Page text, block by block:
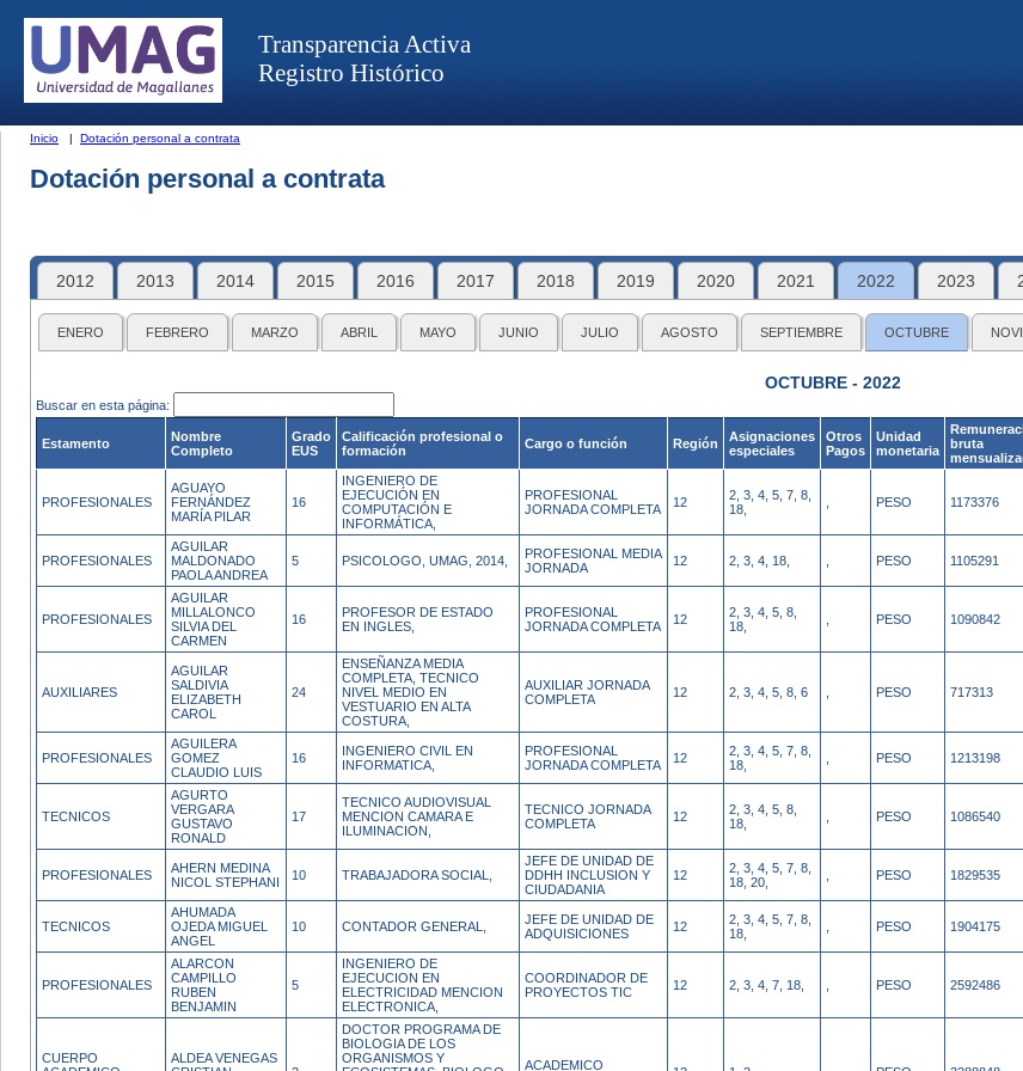
Transparencia Activa
Registro Histórico
Inicio | Dotación personal a contrata
Dotación personal a contrata
2012 2013 2014 2015 2016 2017 2018 2019 2020 2021 2022 2023
ENERO FEBRERO MARZO ABRIL MAYO JUNIO JULIO AGOSTO SEPTIEMBRE OCTUBRE
OCTUBRE - 2022
Buscar en esta página:
Estamento
Nombre
Completo
Grado
EUS
Calificación profesional o
formación
Cargo o función Región
Asignaciones
especiales
Otros
Pagos
Unidad
monetaria
bruta
PROFESIONALES
AGUAYO
FERNÁNDEZ
MARÍA PILAR
16
INGENIERO DE
EJECUCIÓN EN
COMPUTACIÓN E
INFORMÁTICA,
PROFESIONAL
JORNADA COMPLETA
12
2, 3, 4, 5, 7, 8,
18,
PESO 1173376
PROFESIONALES
AGUILAR
MALDONADO
PAOLA ANDREA
5 PSICOLOGO, UMAG, 2014,
PROFESIONAL MEDIA
JORNADA
12 2, 3, 4, 18, PESO 1105291
PROFESIONALES
AGUILAR
MILLALONCO
SILVIA DEL
CARMEN
16
PROFESOR DE ESTADO
EN INGLES,
PROFESIONAL
JORNADA COMPLETA
12
2, 3, 4, 5, 8,
18,
PESO 1090842
AUXILIARES
AGUILAR
SALDIVIA
ELIZABETH
CAROL
24
ENSEÑANZA MEDIA
COMPLETA, TECNICO
NIVEL MEDIO EN
VESTUARIO EN ALTA
COSTURA,
AUXILIAR JORNADA
COMPLETA
12 2, 3, 4, 5, 8, 6 PESO 717313
PROFESIONALES
AGUILERA
GOMEZ
CLAUDIO LUIS
16
INGENIERO CIVIL EN
INFORMATICA,
PROFESIONAL
JORNADA COMPLETA
12
2, 3, 4, 5, 7, 8,
18,
PESO 1213198
TECNICOS
AGURTO
VERGARA
GUSTAVO
RONALD
17
TECNICO AUDIOVISUAL
MENCION CAMARA E
ILUMINACION,
TECNICO JORNADA
COMPLETA
12
2, 3, 4, 5, 8,
18,
PESO 1086540
PROFESIONALES
AHERN MEDINA
NICOL STEPHANI
10 TRABAJADORA SOCIAL,
JEFE DE UNIDAD DE
DDHH INCLUSION Y
CIUDADANIA
12
2, 3, 4, 5, 7, 8,
18, 20,
PESO 1829535
TECNICOS
AHUMADA
OJEDA MIGUEL
ANGEL
10 CONTADOR GENERAL,
JEFE DE UNIDAD DE
ADQUISICIONES
12
2, 3, 4, 5, 7, 8,
18,
PESO 1904175
PROFESIONALES
ALARCON
CAMPILLO
RUBEN
BENJAMIN
5
INGENIERO DE
EJECUCION EN
ELECTRICIDAD MENCION
ELECTRONICA,
COORDINADOR DE
PROYECTOS TIC
12 2, 3, 4, 7, 18, PESO 2592486
CUERPO
ALDEA VENEGAS
DOCTOR PROGRAMA DE
BIOLOGIA DE LOS
ORGANISMOS Y
ACADEMICO